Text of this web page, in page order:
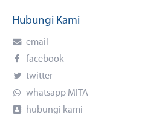
Hubungi Kami
email
facebook
twitter
whatsapp MITA
hubungi kami